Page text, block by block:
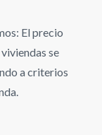
El precio
se
a criterios